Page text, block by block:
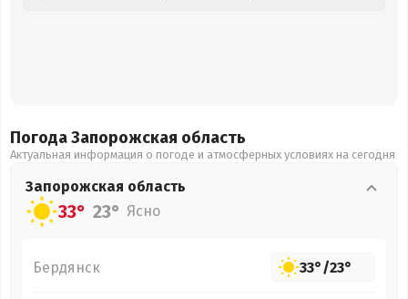
Погода Запорожская область
Актуальная информация о погоде и атмосферных условиях на сегодня
Запорожская область
33° 23° Ясно
Бердянск 33°/23°